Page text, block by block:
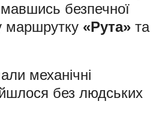
безпечної
маршрутку «Рута» та
механічні
без людських